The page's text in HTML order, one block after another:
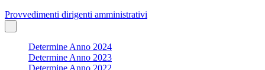
Provvedimenti dirigenti amministrativi
Determine Anno 2024
Determine Anno 2023
Determine Anno 2022